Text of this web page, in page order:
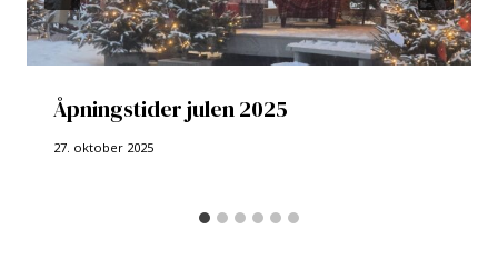
Åpningstider julen 2025
27. oktober 2025